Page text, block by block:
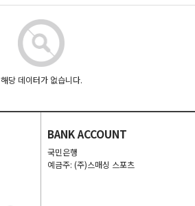
해당 데이터가 없습니다.
BANK ACCOUNT
국민은행
예금주: (주)스매싱 스포츠